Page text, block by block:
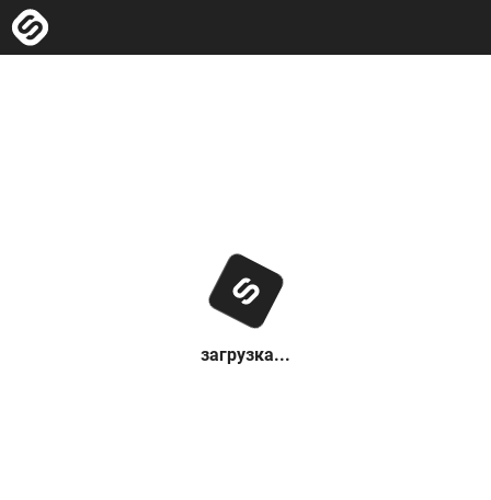
загрузка...